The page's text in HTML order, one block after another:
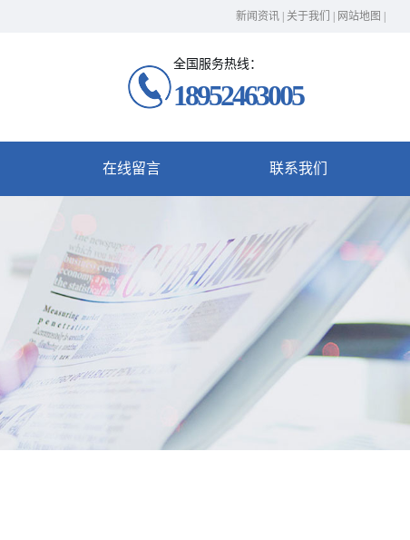
新闻资讯 关于我们 网站地图
全国服务热线：
18952463005
在线留言 联系我们